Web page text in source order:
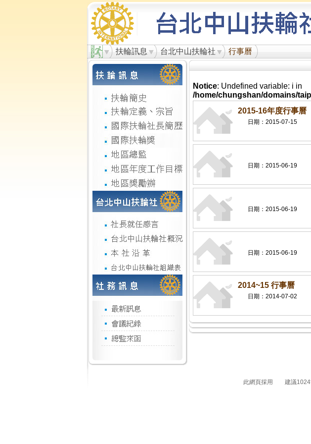
扶輪訊息 台北中山扶輪社
行事曆
Notice: Undefined variable: i in
/home/chungshan/domains/
2015-16年度行事曆
日期：2015-07-15
日期：2015-06-19
日期：2015-06-19
日期：2015-06-19
2014~15 行事曆
日期：2014-07-02
此網頁採用 建議